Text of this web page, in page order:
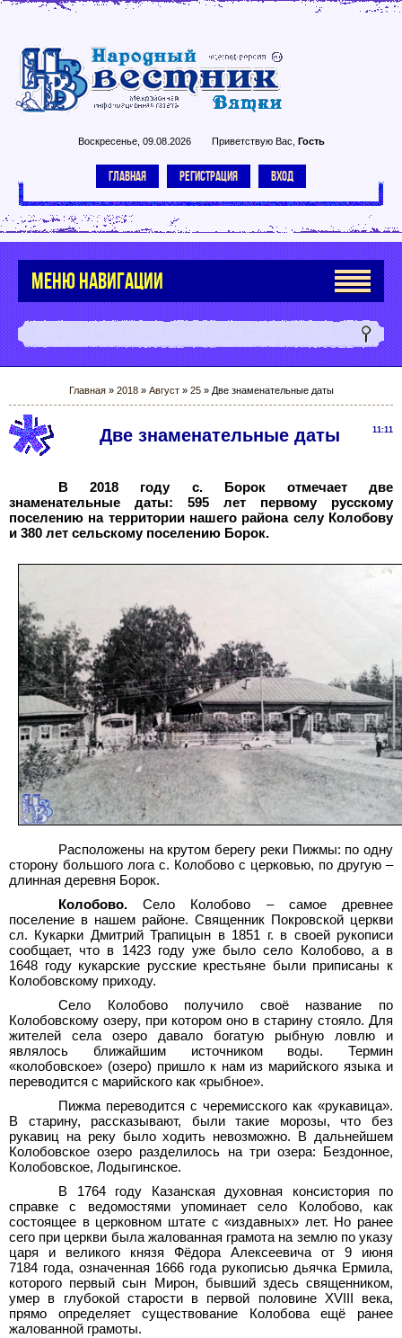
Воскресенье, 09.08.2026 Приветствую Вас Гость
ГЛАВНАЯ РЕГИСТРАЦИЯ ВХОД
МЕНЮ НАВИГАЦИИ
Главная» 2018 » Август » 25» Две знаменательные даты
11:11
Две знаменательные даты
В 2018 году с.
Борок отмечает две
знаменательные даты: 595
лет первому русскому
поселению на территории нашего района селу Колобову
и 380 лет сельскому поселению Борок.
Расположены на крутом берегу реки Пижмы: по одну
сторону большого лога с. Колобово с церковью, по другую –
длинная деревня Борок.
Колобово.Село Колобово – самое древнее
поселение в нашем районе. Священник Покровской церкви
сл.
Кукарки Дмитрий Трапицын в 1851 г. в своей рукописи
сообщает, что в 1423 году уже было село Колобово, а в
1648 году кукарские русские крестьяне были приписаны к
Колобовскому приходу.
Село Колобово получило своё название по
Колобовскому озеру, при котором оно в старину стояло. Для
жителей села озеро давало богатую рыбную ловлю и
являлось ближайшим источником воды. Термин
«колобовское» (озеро) пришло к нам из марийского языка и
переводится с марийского как «рыбное».
Пижма переводится с черемисского как «рукавица».
В старину, рассказывают, были такие морозы, что без
рукавиц на реку было ходить невозможно. В дальнейшем
Колобовское озеро разделилось на три озера: Бездонное,
Колобовское, Лодыгинское.
В 1764 году Казанская духовная консистория по
справке с ведомостями упоминает село Колобово, как
состоящее в церковном штате с «издавных» лет. Но ранее
сего при церкви была жалованная грамота на землю по указу
царя и великого князя Фёдора Алексеевича от 9
июня
7184 года, означенная 1666 года рукописью дьячка Ермила,
которого первый сын Мирон, бывший здесь священником,
умер в глубокой старости в первой половине XVIII
века,
прямо определяет существование Колобова ещё ранее
жалованной грамоты.